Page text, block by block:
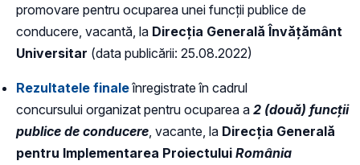
promovare pentru ocuparea unei funcții publice de
conducere, vacantă, la Direcția Generală Învățământ
Universitar (data publicării: 25.08.2022)
Rezultatele finaleînregistrate în cadrul
concursului organizat pentru ocuparea a 2 (două) funcții
publice de conducere , vacante, la Direcția Generală
pentru Implementarea Proiectului România